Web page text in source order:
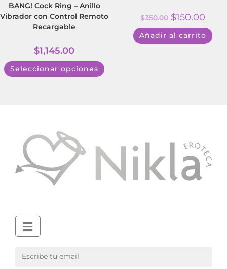
BANG! Cock Ring – Anillo
Vibrador con Control Remoto
Recargable
$1,145.00
Seleccionar opciones
$350.00 $150.00
Añadir al carrito